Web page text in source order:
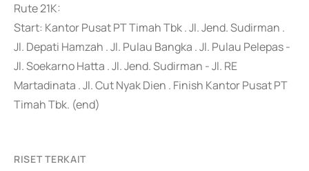
Rute 21K:
Start: Kantor Pusat PT Timah Tbk . Jl. Jend. Sudirman .
Jl. Depati Hamzah . Jl. Pulau Bangka . Jl. Pulau Pelepas -
Jl. Soekarno Hatta . Jl. Jend. Sudirman - Jl. RE
Martadinata . Jl. Cut Nyak Dien . Finish Kantor Pusat PT
Timah Tbk. (end)
RISET TERKAIT